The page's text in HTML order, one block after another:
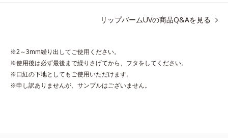
す。口紅の下地としてもおすすめです。
●無香料 ●酸化しやすい油分不使用 ●紫外線吸収剤不使用
●キサンテン系色素不使用 ●特殊コーティング処理色素*1使用
リップバームUVの商品Q&Aを見る
※2～3mm繰り出してご使用ください。
※使用後は必ず最後まで繰りさげてから、フタをしてください。
※口紅の下地としてもご使用いただけます。
※申し訳ありませんが、サンプルはございません。